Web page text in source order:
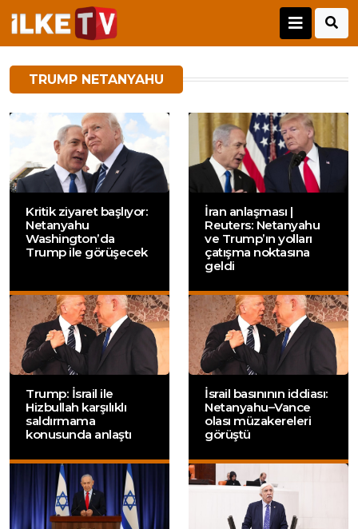
TRUMP NETANYAHU
Kritik ziyaret başlıyor:
Netanyahu
Washington’da
Trump ile görüşecek
İran anlaşması |
Reuters: Netanyahu
ve Trump’ın yolları
çatışma noktasına
geldi
Trump: İsrail ile
Hizbullah karşılıklı
saldırmama
konusunda anlaştı
İsrail basınının iddiası:
Netanyahu–Vance
olası müzakereleri
görüştü